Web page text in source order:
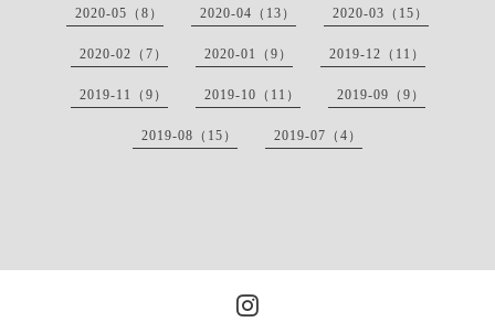
2020-05（8） 2020-04（13） 2020-03（15）
2020-02（7） 2020-01（9） 2019-12（11）
2019-11（9） 2019-10（11） 2019-09（9）
2019-08（15） 2019-07（4）